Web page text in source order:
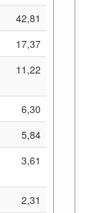
42,81
17,37
11,22
6,30
5,84
3,61
2,31